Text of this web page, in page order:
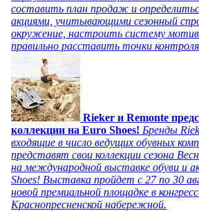
составить план продаж и
акциями, учитывающими сезонный
окружение, настроить систему
правильно расставить точки
Rieker и Remonte
коллекции на Euro Shoes! Бренды
входящие в число ведущих обувных
представят свои коллекции сезона
на международной выставке обуви и
Shoes! Выставка пройдет c 27 по 30
новой премиальной площадке в
Краснопресненской набережной.